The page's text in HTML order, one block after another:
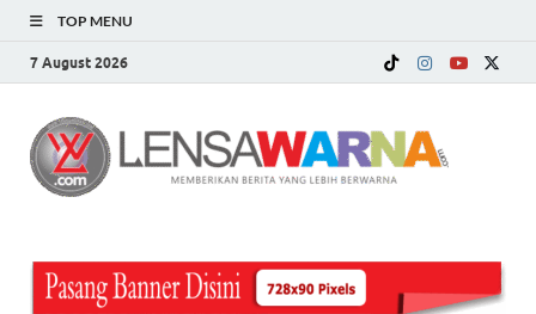
TOP MENU
7 August 2026